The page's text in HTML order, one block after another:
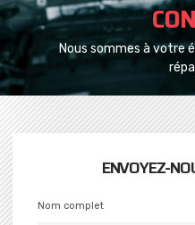
Nous sommes à votre
ENVOYEZ-
Nom complet